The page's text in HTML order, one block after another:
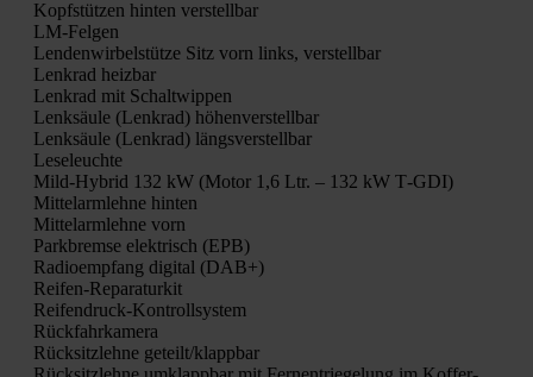
Kopf­stüt­zen hin­ten ver­stell­bar
LM-Fel­gen
Len­den­wir­bel­stüt­ze Sitz vorn links, ver­stell­bar
Lenk­rad heiz­bar
Lenk­rad mit Schalt­wip­pen
Lenk­säu­le (Lenk­rad) höhen­ver­stell­bar
Lenk­säu­le (Lenk­rad) längs­ver­stell­bar
Lese­leuch­te
Mild-Hybrid 132 kW (Motor 1,6 Ltr. – 132 kW T‑GDI)
Mit­tel­arm­leh­ne hin­ten
Mit­tel­arm­leh­ne vorn
Park­brem­se elek­trisch (EPB)
Radio­emp­fang digi­tal (DAB+)
Rei­fen-Repa­ra­tur­kit
Rei­fen­druck-Kon­troll­sys­tem
Rück­fahr­ka­me­ra
Rück­sitz­leh­ne geteilt/klappbar